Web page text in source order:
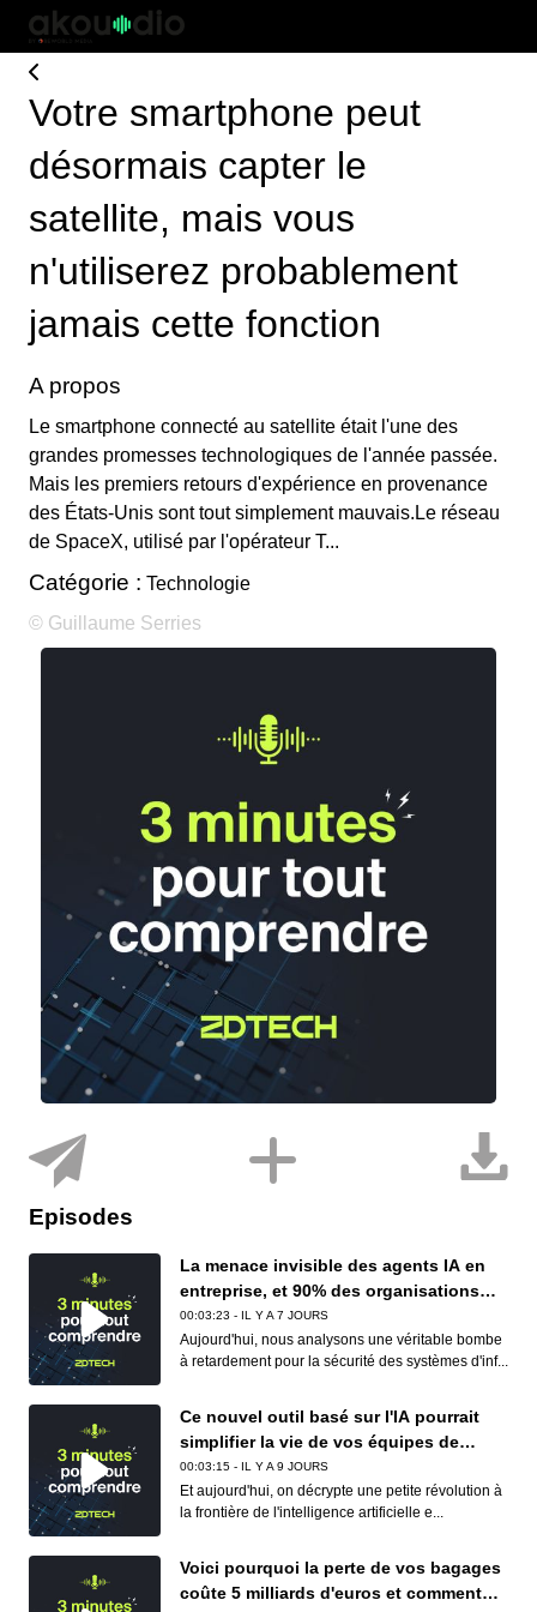
Votre smartphone peut
désormais capter le
satellite, mais vous
n'utiliserez probablement
jamais cette fonction
A propos
Le smartphone connecté au satellite était l'une des
grandes promesses technologiques de l'année passée.
Mais les premiers retours d'expérience en provenance
des États-Unis sont tout simplement mauvais.Le réseau
de SpaceX, utilisé par l'opérateur T...
Catégorie : Technologie
© Guillaume Serries
Episodes
La menace invisible des agents IA en
entreprise, et 90% des organisations
sont concernées
00:03:23 - IL Y A 7 JOURS
Aujourd'hui, nous analysons une véritable bombe
à retardement pour la sécurité des systèmes d'inf...
Ce nouvel outil basé sur l'IA pourrait
simplifier la vie de vos équipes de
conformité (et de vos développeurs)
00:03:15 - IL Y A 9 JOURS
Et aujourd'hui, on décrypte une petite révolution à
la frontière de l'intelligence artificielle e...
Voici pourquoi la perte de vos bagages
coûte 5 milliards d'euros et comment